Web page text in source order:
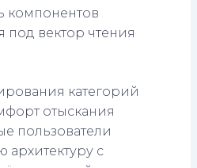
компонентов
под вектор чтения
категорий
отыскания
пользователи
архитектуру с